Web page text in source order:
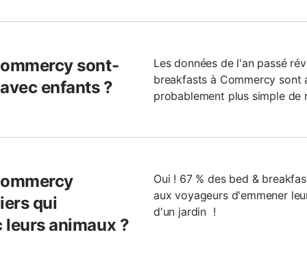
sont-
enfants ?
Les données de l'an passé
breakfasts à Commercy sont
probablement plus simple de
qui
animaux ?
Oui ! 67 % des bed &
aux voyageurs d'emmener
d'un jardin !